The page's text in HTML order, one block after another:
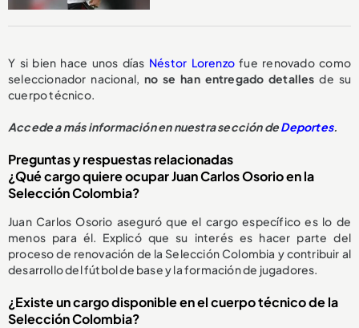
Y si bien hace unos días Néstor Lorenzofue renovado como
seleccionador nacional, no se han entregado detalles de su
cuerpo técnico.
Accede a más información en nuestra sección deDeportes.
Preguntas y respuestas relacionadas
¿Qué cargo quiere ocupar Juan Carlos Osorio en la
Selección Colombia?
Juan Carlos Osorio aseguró que el cargo específico es lo de
menos para él. Explicó que su interés es hacer parte del
proceso de renovación de la Selección Colombia y contribuir al
desarrollo del fútbol de base y la formación de jugadores.
¿Existe un cargo disponible en el cuerpo técnico de la
Selección Colombia?